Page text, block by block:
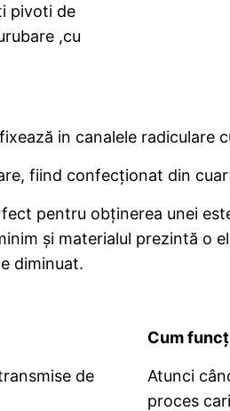
pivoti de
,cu
in canalele
fiind confecționat din
pentru obținerea unei
și materialul prezintă o
diminuat.
de
Cum
Atunci
proces